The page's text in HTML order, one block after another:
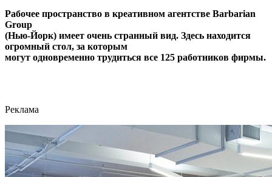
Рабочее пространство в креативном агентстве Barbarian
Group
(Нью-Йорк) имеет очень странный вид. Здесь находится
огромный стол, за которым
могут одновременно трудиться все 125 работников фирмы.
Реклама